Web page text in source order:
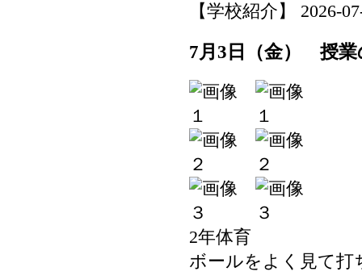
【学校紹介】 2026-
7月3日（金） 授業
2年体育
ボールをよく見て